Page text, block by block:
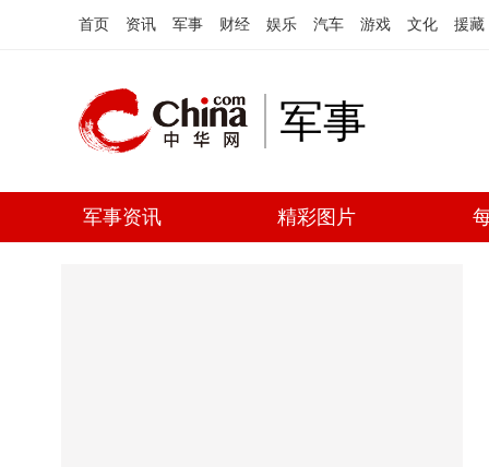
首页 资讯 军事 财经 娱乐 汽车 游戏 文化 援藏
军事
军事资讯 精彩图片